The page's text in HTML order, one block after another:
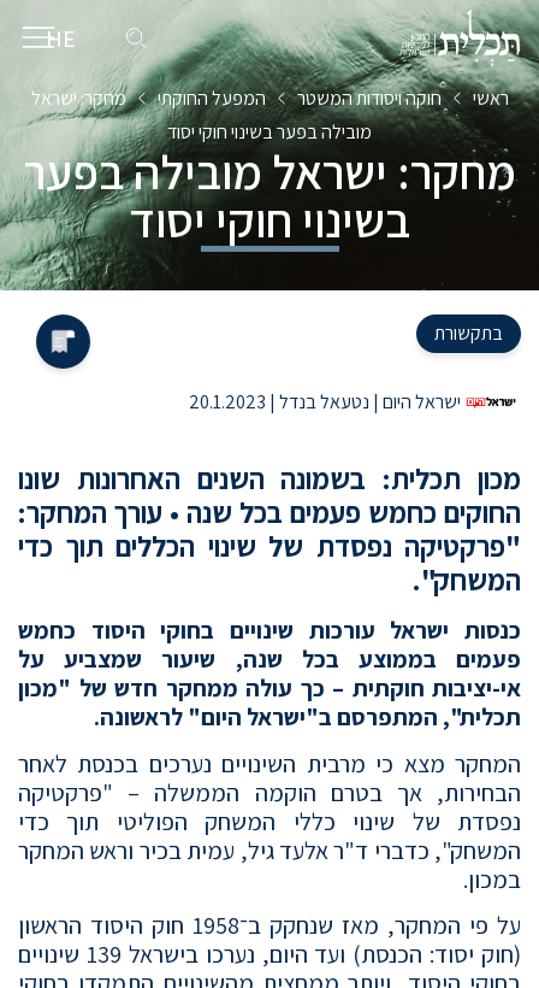
HE
EN
ראשי חוקה ויסודות המשטר המפעל החוקתי
מחקר: ישראל
מובילה בפער בשינוי חוקי יסוד
מחקר: ישראל מובילה בפער
בשינוי חוקי יסוד
מכון תכלית: בשמונה השנים האחרונות שונו
החוקים כחמש פעמים בכל שנה • עורך המחקר:
"פרקטיקה נפסדת של שינוי הכללים תוך כדי
המשחק".
כנסות ישראל עורכות שינויים בחוקי היסוד כחמש
פעמים בממוצע בכל שנה, שיעור שמצביע על
אי-יציבות חוקתית – כך עולה ממחקר חדש של "מכון
תכלית", המתפרסם ב"ישראל היום" לראשונה.
המחקר מצא כי מרבית השינויים נערכים בכנסת לאחר
הבחירות, אך בטרם הוקמה הממשלה – "פרקטיקה
נפסדת של שינוי כללי המשחק הפוליטי תוך כדי
המשחק", כדברי ד"ר אלעד גיל, עמית בכיר וראש המחקר
במכון.
על פי המחקר, מאז שנחקק ב־1958 חוק היסוד הראשון
(חוק יסוד: הכנסת) ועד היום, נערכו בישראל 139 שינויים
בתקשורת
ישראל היום | נטעאל בנדל | 20.1.2023